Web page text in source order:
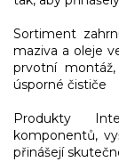
Sortiment
maziva a oleje
prvotní
úsporné čističe
Produkty
komponentů,
přinášejí